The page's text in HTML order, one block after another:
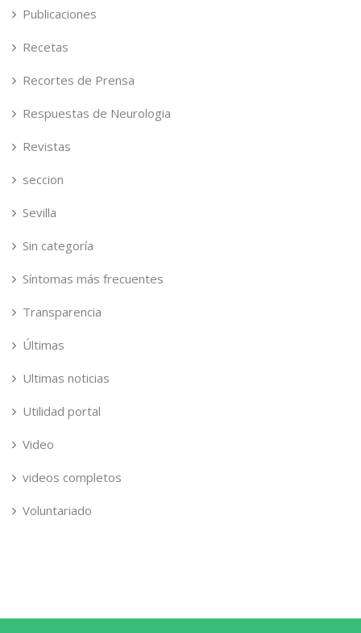
Publicaciones
Recetas
Recortes de Prensa
Respuestas de Neurologia
Revistas
seccion
Sevilla
Sin categoría
Síntomas más frecuentes
Transparencia
Últimas
Ultimas noticias
Utilidad portal
Video
videos completos
Voluntariado